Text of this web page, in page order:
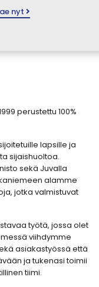
nyt
perustettu 100%
lapsille ja
sijaishuoltoa.
sekä Juvalla
alamme
jotka valmistuvat
työtä, jossa olet
viihdymme
asiakastyössä että
ja tukenasi toimii
tiimi.